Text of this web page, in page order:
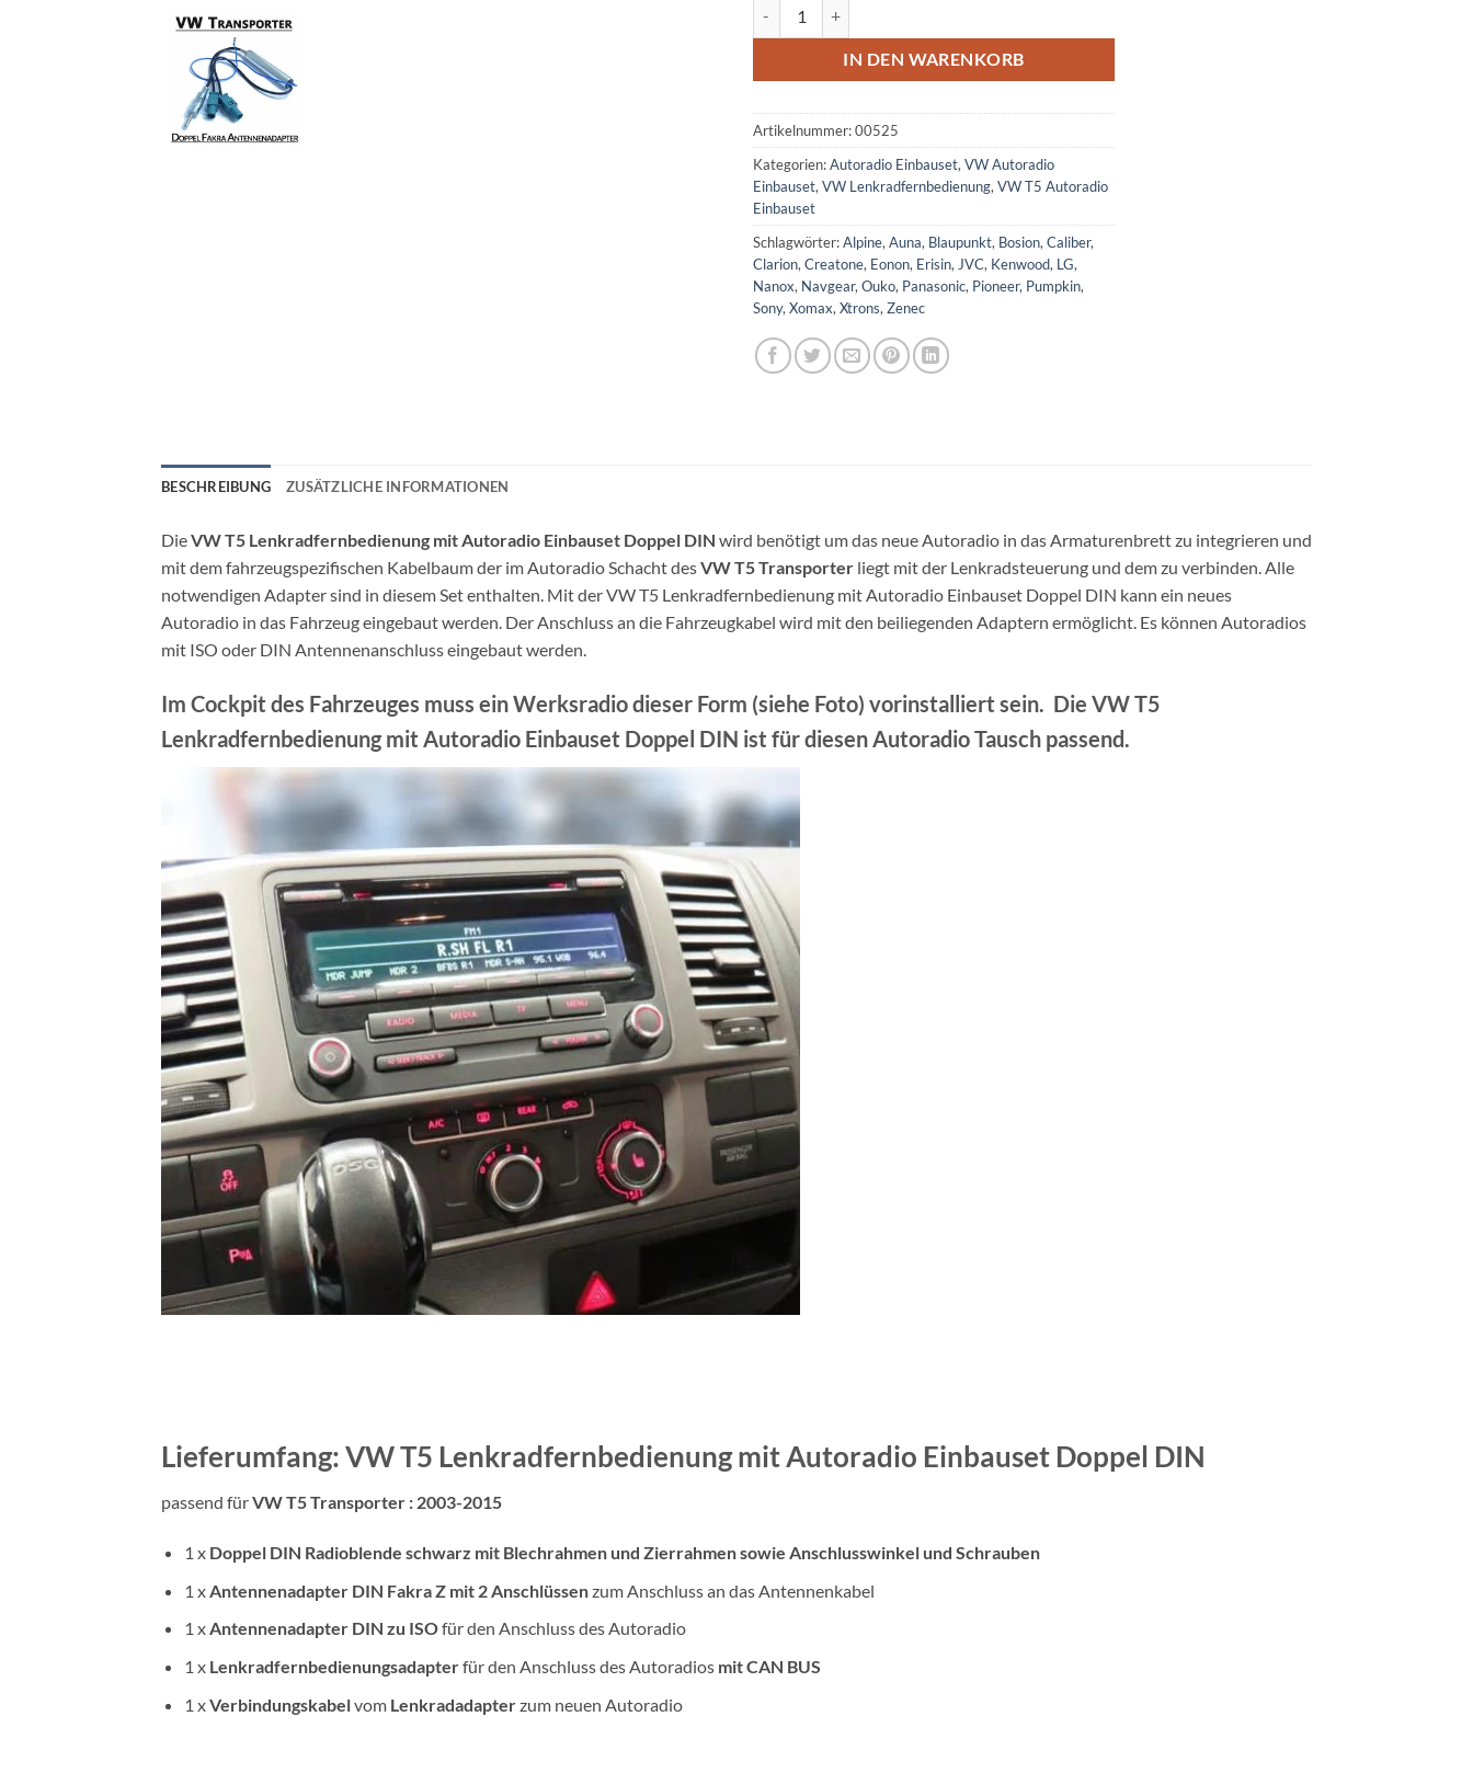
IN DEN WARENKORB
Artikelnummer:00525
Kategorien:Autoradio Einbauset, VW Autoradio
Einbauset, VW Lenkradfernbedienung, VW T5 Autoradio
Einbauset
Schlagwörter:Alpine, Auna, Blaupunkt, Bosion, Caliber,
Clarion, Creatone, Eonon, Erisin, JVC, Kenwood, LG,
Nanox, Navgear, Ouko, Panasonic, Pioneer, Pumpkin,
Sony, Xomax, Xtrons, Zenec
BESCHREIBUNG ZUSÄTZLICHE INFORMATIONEN
DieVW T5 Lenkradfernbedienung mit Autoradio Einbauset Doppel DIN wird benötigt um das neue Autoradio in das Armaturenbrett zu integrieren und
mit dem fahrzeugspezifischen Kabelbaum der im Autoradio Schacht desVWT5 Transporter liegt mit der Lenkradsteuerung und dem zu verbinden. Alle
notwendigen Adapter sind in diesem Set enthalten. Mit der VW T5 Lenkradfernbedienung mit Autoradio Einbauset Doppel DIN kann ein neues
Autoradio in das Fahrzeug eingebaut werden. Der Anschluss an die Fahrzeugkabel wird mit den beiliegenden Adaptern ermöglicht. Es können Autoradios
mit ISO oder DIN Antennenanschluss eingebaut werden.
Im Cockpit des Fahrzeuges muss ein Werksradio dieser Form (siehe Foto) vorinstalliert sein. Die VW T5
Lenkradfernbedienung mit Autoradio Einbauset Doppel DIN ist für diesen Autoradio Tausch passend.
Lieferumfang: VW T5 Lenkradfernbedienung mit Autoradio Einbauset Doppel DIN
passend fürVW T5 Transporter : 2003-2015
1 x Doppel DIN Radioblende schwarz mit Blechrahmenund Zierrahmensowie Anschlusswinkel und Schrauben
1 xAntennenadapter DIN Fakra Z mit 2 Anschlüssenzum Anschluss an das Antennenkabel
1 xAntennenadapter DIN zu ISOfür den Anschluss des Autoradio
1 x Lenkradfernbedienungsadapterfür den Anschluss des Autoradios mit CAN BUS
1 xVerbindungskabelvom Lenkradadapterzum neuen Autoradio